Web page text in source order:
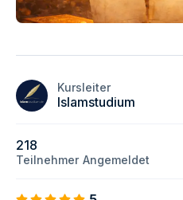
Kursleiter
Islamstudium
218
Teilnehmer Angemeldet